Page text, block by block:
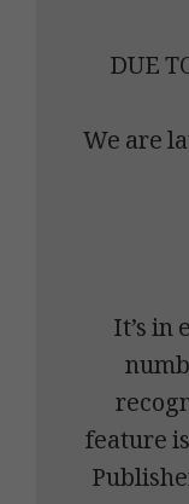
DUE
We are
It’s
feature